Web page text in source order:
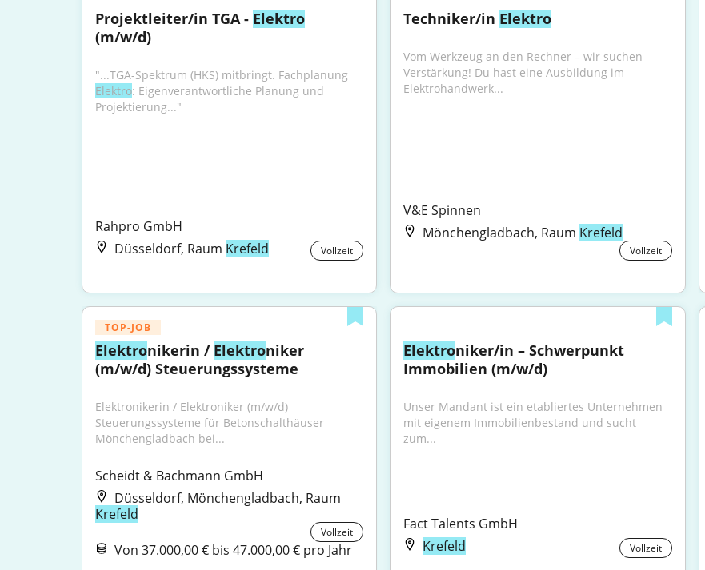
Projektleiter/in TGA - Elektro
(m/w/d)
Elektro: Eigenverantwortliche Planung und
Projektierung..."
Rahpro GmbH
Düsseldorf, Raum Krefeld Vollzeit
Techniker/in Elektro
Vom Werkzeug an den Rechner – wir suchen
Verstärkung! Du hast eine Ausbildung im
Elektrohandwerk...
V&E Spinnen
Mönchengladbach, Raum Krefeld
Vollzeit
TOP-JOB
Elektronikerin / Elektroniker
(m/w/d) Steuerungssysteme
Elektronikerin / Elektroniker (m/w/d)
Steuerungssysteme für Betonschalthäuser
Mönchengladbach bei...
Scheidt & Bachmann GmbH
Düsseldorf, Mönchengladbach, Raum
Krefeld
Vollzeit
Von 37.000,00 € bis 47.000,00 € pro Jahr
Elektroniker/in – Schwerpunkt
Immobilien (m/w/d)
Unser Mandant ist ein etabliertes Unternehmen
mit eigenem Immobilienbestand und sucht
zum...
Fact Talents GmbH
Krefeld
Vollzeit